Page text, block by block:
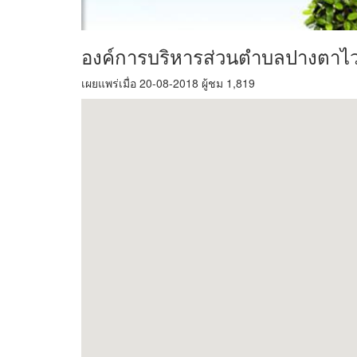
องค์การบริหารส่วนตำบลปางตาไ
เผยแพร่เมื่อ 20-08-2018 ผู้ชม 1,819